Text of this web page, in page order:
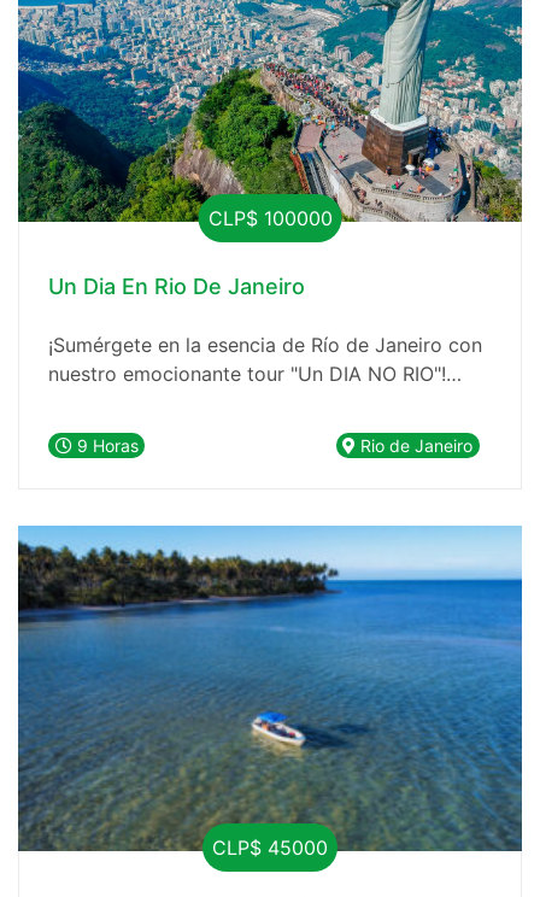
CLP$ 100000
Un Dia En Rio De Janeiro
¡Sumérgete en la esencia de Río de Janeiro con
nuestro emocionante tour "Un DIA NO RIO"!
explorando sus atracciones más icónicas con
comodidad y sin preocupaciones.
9 Horas Rio de Janeiro
CLP$ 45000